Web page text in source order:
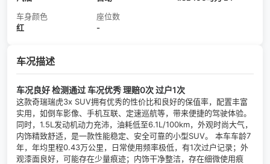
车身颜色
红
座位数
-
车况描述
车况良好 检测通过 车况优秀 理赔0次 过户1次
这款奇瑞瑞虎3x SUV拥有优秀的性价比和良好的保值率，配置丰富
实用，如倒车影像、手机互联、定速巡航等，带来便捷的驾驶体验。
同时，1.5L发动机动力充沛，油耗低至6.1L/100km，外观时尚大气，
内饰精致舒适，是一款性能稳定、安全可靠的小型SUV。 本车车龄7
年，年均里程0.43万公里，日常使用频率极低，有1次过户记录；外
观漆面良好，可能存在少量痕迹；内饰干净整洁，存在细微使用痕